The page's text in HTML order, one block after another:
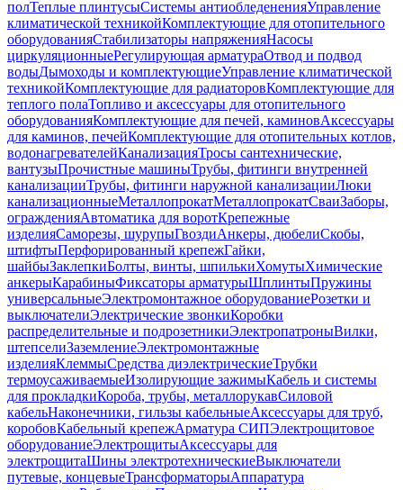
полТеплые плинтусыСистемы антиобледененияУправление
климатической техникойКомплектующие для отопительного
оборудованияСтабилизаторы напряженияНасосы
циркуляционныеРегулирующая арматураОтвод и подвод
водыДымоходы и комплектующиеУправление климатической
техникойКомплектующие для радиаторовКомплектующие для
теплого полаТопливо и аксессуары для отопительного
оборудованияКомплектующие для печей, каминовАксессуары
для каминов, печейКомплектующие для отопительных котлов,
водонагревателейКанализацияТросы сантехнические,
вантузыПрочистные машиныТрубы, фитинги внутренней
канализацииТрубы, фитинги наружной канализацииЛюки
канализационныеМеталлопрокатМеталлопрокатСваиЗаборы,
огражденияАвтоматика для воротКрепежные
изделияСаморезы, шурупыГвоздиАнкеры, дюбелиСкобы,
штифтыПерфорированный крепежГайки,
шайбыЗаклепкиБолты, винты, шпилькиХомутыХимические
анкерыКарабиныФиксаторы арматурыШплинтыПружины
универсальныеЭлектромонтажное оборудованиеРозетки и
выключателиЭлектрические звонкиКоробки
распределительные и подрозетникиЭлектропатроныВилки,
штепселиЗаземлениеЭлектромонтажные
изделияКлеммыСредства диэлектрическиеТрубки
термоусаживаемыеИзолирующие зажимыКабель и системы
для прокладкиКороба, трубы, металлорукавСиловой
кабельНаконечники, гильзы кабельныеАксессуары для труб,
коробовКабельный крепежАрматура СИПЭлектрощитовое
оборудованиеЭлектрощитыАксессуары для
электрощитаШины электротехническиеВыключатели
путевые, концевыеТрансформаторыАппаратура